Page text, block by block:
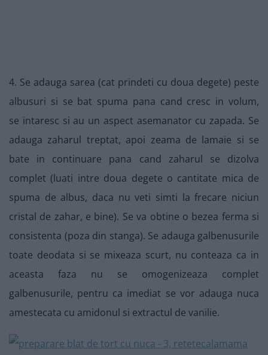
4. Se adauga sarea (cat prindeti cu doua degete) peste
albusuri si se bat spuma pana cand cresc in volum,
se intaresc si au un aspect asemanator cu zapada. Se
adauga zaharul treptat, apoi zeama de lamaie si se
bate in continuare pana cand zaharul se dizolva
complet (luati intre doua degete o cantitate mica de
spuma de albus, daca nu veti simti la frecare niciun
cristal de zahar, e bine). Se va obtine o bezea ferma si
consistenta (poza din stanga). Se adauga galbenusurile
toate deodata si se mixeaza scurt, nu conteaza ca in
aceasta faza nu se omogenizeaza complet
galbenusurile, pentru ca imediat se vor adauga nuca
amestecata cu amidonul si extractul de vanilie.